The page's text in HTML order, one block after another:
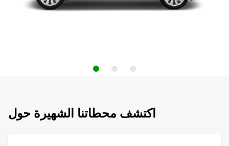
اكتشف محطاتنا الشهيرة حول